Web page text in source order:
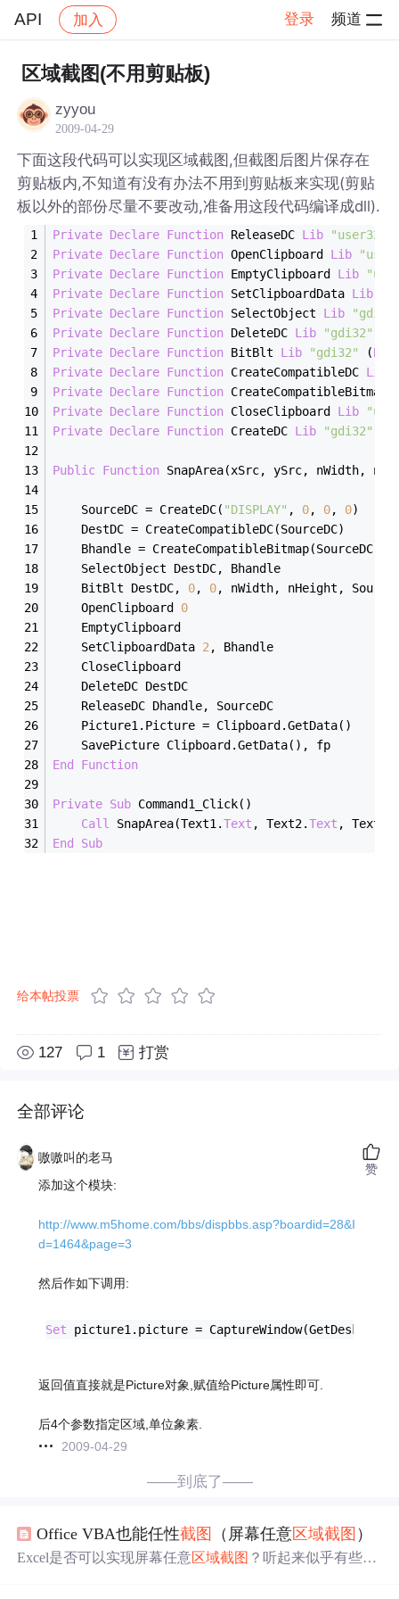
API 加入 登录 频道
社区 API 帖子详情
区域截图(不用剪贴板)
zyyou
2009-04-29
下面这段代码可以实现区域截图,但截图后图片保存在
剪贴板内,不知道有没有办法不用到剪贴板来实现(剪贴
板以外的部份尽量不要改动,准备用这段代码编译成dll).
Private Declare Function ReleaseDC Lib "user32"
Private Declare Function OpenClipboard Lib
Private Declare Function EmptyClipboard Lib
Private Declare Function SetClipboardData Lib
Private Declare Function SelectObject Lib
Private Declare Function DeleteDC Lib "gdi32"
Private Declare Function BitBlt Lib "gdi32" (
Private Declare Function CreateCompatibleDC Lib
Private Declare Function CreateCompatibleBitmap
Private Declare Function CloseClipboard Lib
Private Declare Function CreateDC Lib "gdi32"
Public Function SnapArea(xSrc, ySrc, nWidth,
    SourceDC = CreateDC(
"DISPLAY" , 0, 0, 0)
    DestDC = CreateCompatibleDC(SourceDC)
Bhandle =
    SelectObject DestDC, Bhandle
    BitBlt DestDC,
0, 0, nWidth, nHeight,
    OpenClipboard
0
    EmptyClipboard
    SetClipboardData
2 , Bhandle
    CloseClipboard
    DeleteDC DestDC
    ReleaseDC Dhandle, SourceDC
    Picture1.Picture = Clipboard.GetData()
    SavePicture Clipboard.GetData(), fp
End
Function
Private Sub Command1_Click()
Call
SnapArea(Text1.Text , Text2.Text , Text3.
End
Sub
给本帖投票
127 1 打赏
全部评论
嗷嗷叫的老马
添加这个模块:
http://www.m5home.com/bbs/dispbbs.asp?boardid=28&I
d=1464&page=3
然后作如下调用:
Set picture1.picture =
返回值直接就是Picture对象,赋值给Picture属性即可.
后4个参数指定区域,单位象素.
2009-04-29
赞
——到底了——
Office VBA也能任性截图 （屏幕任意区域截图 ）
Excel是否可以实现屏幕任意区域截图 ？听起来似乎有些不